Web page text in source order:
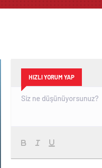
HIZLI YORUM YAP